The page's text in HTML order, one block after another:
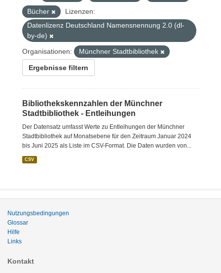
Bücher
Lizenzen:
Datenlizenz Deutschland Namensnennung 2.0 (dl-
by-de)
Organisationen:
Münchner Stadtbibliothek
Ergebnisse filtern
Bibliothekskennzahlen der Münchner
Stadtbibliothek - Entleihungen
Der Datensatz umfasst Werte zu Entleihungen der Münchner
Stadtbibliothek auf Monatsebene für den Zeitraum Januar 2024
bis Juni 2025 als Liste im CSV-Format. Die Daten wurden von...
CSV
Nutzungsbedingungen
Glossar
Hilfe
Links
Kontakt